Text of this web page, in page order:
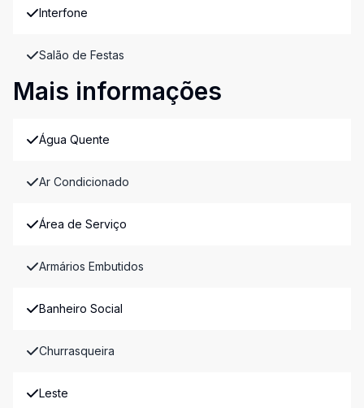
Interfone
Salão de Festas
Mais informações
Água Quente
Ar Condicionado
Área de Serviço
Armários Embutidos
Banheiro Social
Churrasqueira
Leste